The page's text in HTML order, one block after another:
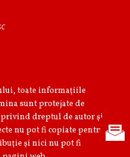
toate informaţiile
sunt protejate de
dreptul de autor şi
nu pot fi copiate pentru
şi nici nu pot fi